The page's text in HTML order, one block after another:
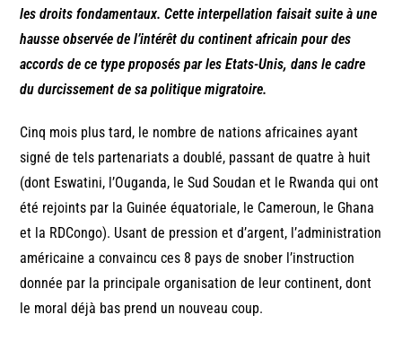
les droits fondamentaux. Cette interpellation faisait suite à une
hausse observée de l’intérêt du continent africain pour des
accords de ce type proposés par les Etats-Unis, dans le cadre
du durcissement de sa politique migratoire.
Cinq mois plus tard, le nombre de nations africaines ayant
signé de tels partenariats a doublé, passant de quatre à huit
(dont Eswatini, l’Ouganda, le Sud Soudan et le Rwanda qui ont
été rejoints par la Guinée équatoriale, le Cameroun, le Ghana
et la RDCongo). Usant de pression et d’argent, l’administration
américaine a convaincu ces 8 pays de snober l’instruction
donnée par la principale organisation de leur continent, dont
le moral déjà bas prend un nouveau coup.